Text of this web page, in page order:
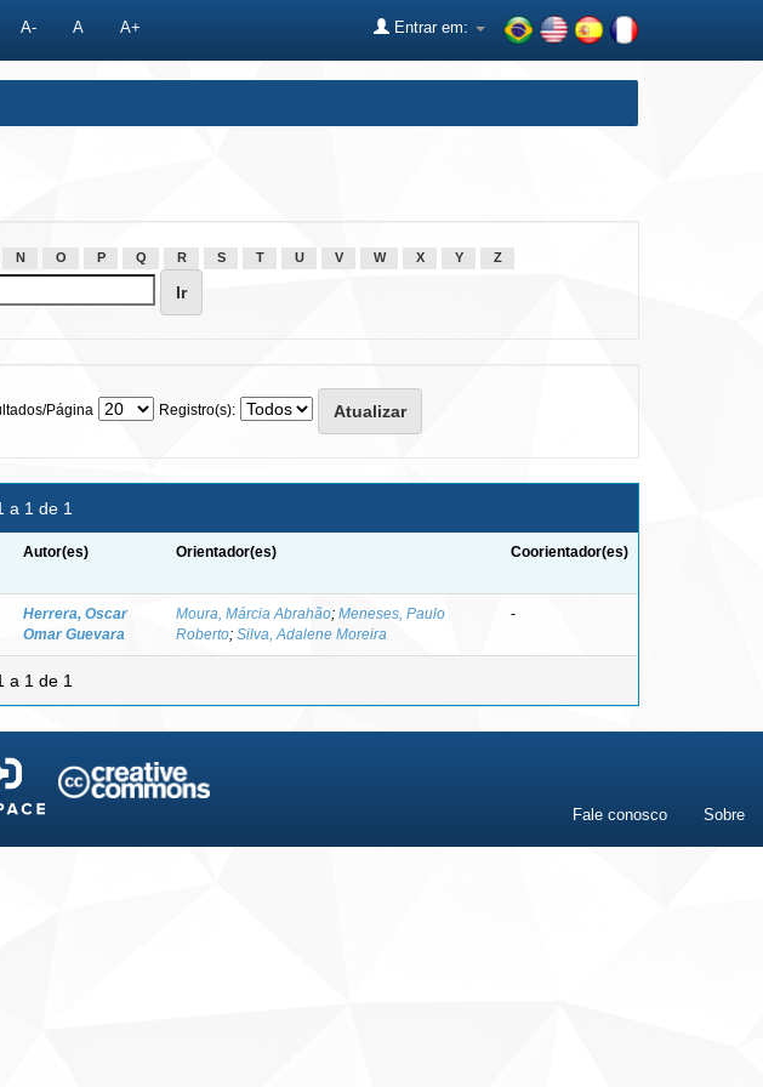
A- A A+ Entrar em:
N O P Q R S T U V W X Y Z
Página Registro(s):
a 1 de 1
Autor(es) Orientador(es) Coorientador(es)
Herrera, Oscar
Omar Guevara
Moura, Márcia Abrahão; Meneses, Paulo
Roberto; Silva, Adalene Moreira
-
a 1 de 1
Fale conosco Sobre